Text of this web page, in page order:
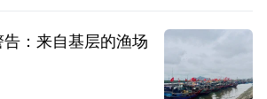
：来自基层的渔场